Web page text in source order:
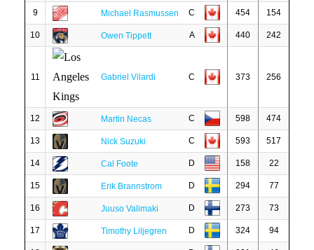
9 Michael Rasmussen C 454 154
10 Owen Tippett A 440 242
11 Gabriel Vilardi C 373 256
12 Martin Necas C 598 474
13 Nick Suzuki C 593 517
14 Cal Foote D 158 22
15 Erik Brannstrom D 294 77
16 Juuso Valimaki D 273 73
17 Timothy Liljegren D 324 94